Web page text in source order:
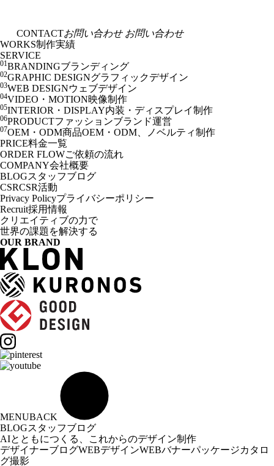
CONTACTお問い合わせ お問い合わせ
WORKS制作実績
SERVICE
01BRANDINGブランディング
02GRAPHIC DESIGNグラフィックデザイン
03WEB DESIGNウェブデザイン
04VIDEO・MOTION映像制作
05INTERIOR・DISPLAY内装・ディスプレイ制作
06PRODUCTファッションブランド運営
07OEM・ODM商品OEM・ODM、ノベルティ制作
PRICE料金一覧
ORDER FLOWご依頼の流れ
COMPANY会社概要
BLOGスタッフブログ
CSRCSR活動
Privacy Policyプライバシーポリシー
Recruit採用情報
クリエイティブの力で
世界の課題を解決する
OUR BRAND
MENUBACK
BLOGスタッフブログ
AIとともにつくる、これからのデザイン制作
デザイナーブログWEBデザインWEBバナーパッケージカタロ
グ撮影